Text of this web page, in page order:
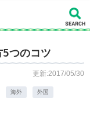
5つのコツ
更新:2017/05/30
海外 外国